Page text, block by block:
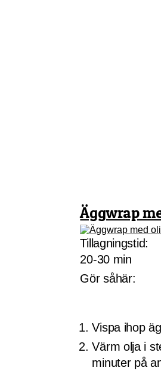
Äggwrap
Tillagningstid:
20-30 min
Gör såhär:
Vispa ihop
Värm olja i
minuter på